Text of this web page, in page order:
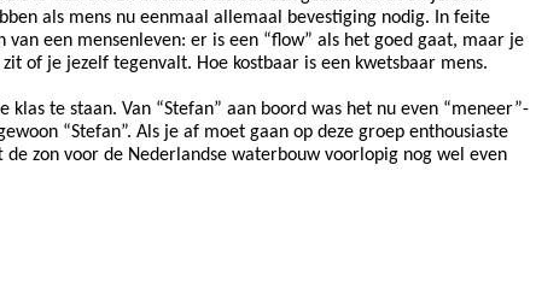
als mens nu eenmaal allemaal bevestiging nodig. In feite
van een mensenleven: er is een “flow” als het goed gaat, maar je
of je jezelf tegenvalt. Hoe kostbaar is een kwetsbaar mens.
klas te staan. Van “Stefan” aan boord was het nu even “meneer”-
“Stefan”. Als je af moet gaan op deze groep enthousiaste
zon voor de Nederlandse waterbouw voorlopig nog wel even